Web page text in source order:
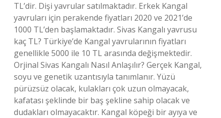
TL’dir. Dişi yavrular satılmaktadır. Erkek Kangal
yavruları için perakende fiyatları 2020 ve 2021’de
1000 TL’den başlamaktadır. Sivas Kangalı yavrusu
kaç TL? Türkiye’de Kangal yavrularının fiyatları
genellikle 5000 ile 10 TL arasında değişmektedir.
Orjinal Sivas Kangalı Nasıl Anlaşılır? Gerçek Kangal,
soyu ve genetik uzantısıyla tanımlanır. Yüzü
pürüzsüz olacak, kulakları çok uzun olmayacak,
kafatası şeklinde bir baş şekline sahip olacak ve
dudakları olmayacaktır. Kangal köpeği bir ayıya ve